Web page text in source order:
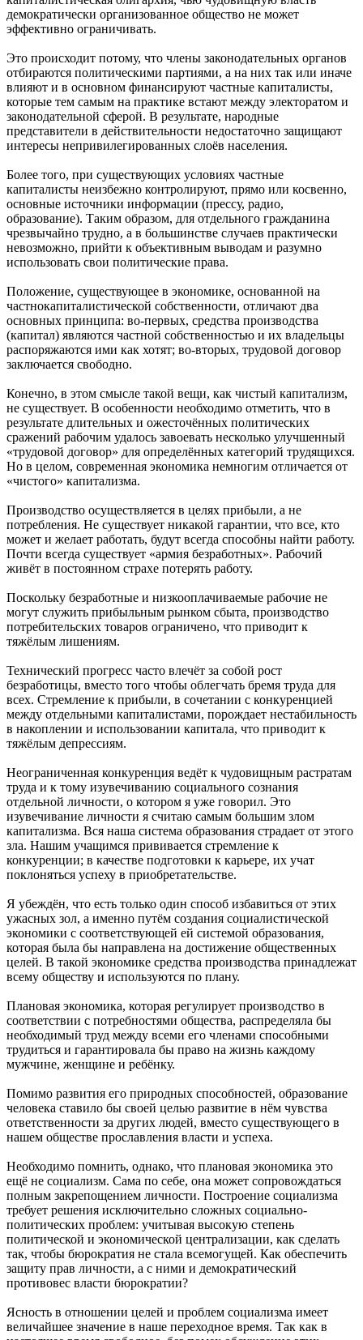
демократически организованное общество не может
эффективно ограничивать.
Это происходит потому, что члены законодательных органов
отбираются политическими партиями, а на них так или иначе
влияют и в основном финансируют частные капиталисты,
которые тем самым на практике встают между электоратом и
законодательной сферой. В результате, народные
представители в действительности недостаточно защищают
интересы непривилегированных слоёв населения.
Более того, при существующих условиях частные
капиталисты неизбежно контролируют, прямо или косвенно,
основные источники информации (прессу, радио,
образование). Таким образом, для отдельного гражданина
чрезвычайно трудно, а в большинстве случаев практически
невозможно, прийти к объективным выводам и разумно
использовать свои политические права.
Положение, существующее в экономике, основанной на
частнокапиталистической собственности, отличают два
основных принципа: вo-первых, средства производства
(капитал) являются частной собственностью и их владельцы
распоряжаются ими как хотят; во-вторых, трудовой договор
заключается свободно.
Конечно, в этом смысле такой вещи, как чистый капитализм,
не существует. В особенности необходимо отметить, что в
результате длительных и ожесточённых политических
сражений рабочим удалось завоевать несколько улучшенный
«трудовой договор» для определённых категорий трудящихся.
Но в целом, современная экономика немногим отличается от
«чистого» капитализма.
Производство осуществляется в целях прибыли, а не
потребления. Не существует никакой гарантии, что все, кто
может и желает работать, будут всегда способны найти работу.
Почти всегда существует «армия безработных». Рабочий
живёт в постоянном страхе потерять работу.
Поскольку безработные и низкооплачиваемые рабочие не
могут служить прибыльным рынком сбыта, производство
потребительских товаров ограничено, что приводит к
тяжёлым лишениям.
Технический прогресс часто влечёт за собой рост
безработицы, вместо того чтобы облегчать бремя труда для
всех. Стремление к прибыли, в сочетании с конкуренцией
между отдельными капиталистами, порождает нестабильность
в накоплении и использовании капитала, что приводит к
тяжёлым депрессиям.
Неограниченная конкуренция ведёт к чудовищным растратам
труда и к тому изувечиванию социального сознания
отдельной личности, о котором я уже говорил. Это
изувечивание личности я считаю самым большим злом
капитализма. Вся наша система образования страдает от этого
зла. Нашим учащимся прививается стремление к
конкуренции; в качестве подготовки к карьере, их учат
поклоняться успеху в приобретательстве.
Я убеждён, что есть только один способ избавиться от этих
ужасных зол, а именно путём создания социалистической
экономики с соответствующей ей системой образования,
которая была бы направлена на достижение общественных
целей. В такой экономике средства производства принадлежат
всему обществу и используются по плану.
Плановая экономика, которая регулирует производство в
соответствии с потребностями общества, распределяла бы
необходимый труд между всеми его членами способными
трудиться и гарантировала бы право на жизнь каждому
мужчине, женщине и ребёнку.
Помимо развития его природных способностей, образование
человека ставило бы своей целью развитие в нём чувства
ответственности за других людей, вместо существующего в
нашем обществе прославления власти и успеха.
Необходимо помнить, однако, что плановая экономика это
ещё не социализм. Сама по себе, она может сопровождаться
полным закрепощением личности. Построение социализма
требует решения исключительно сложных социально-
политических проблем: учитывая высокую степень
политической и экономической централизации, как сделать
так, чтобы бюрократия не стала всемогущей. Как обеспечить
защиту прав личности, а с ними и демократический
противовес власти бюрократии?
Ясность в отношении целей и проблем социализма имеет
величайшее значение в наше переходное время. Так как в